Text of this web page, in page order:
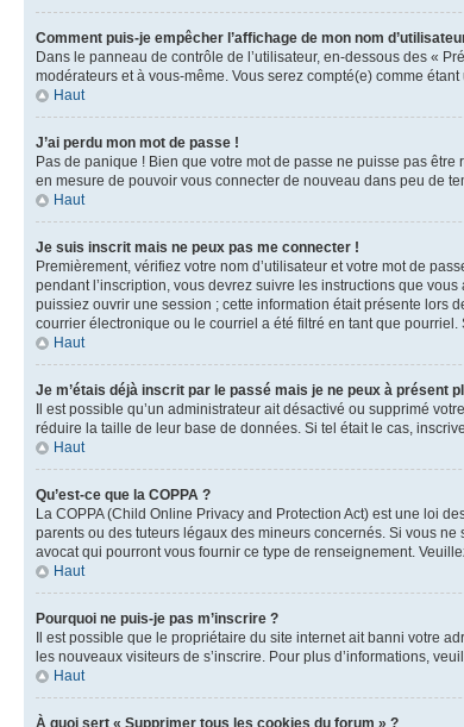
Comment puis-je empêcher l’affichage de mon nom
Dans le panneau de contrôle de l’utilisateur, en-dessous des «
modérateurs et à vous-même. Vous serez compté(e) comme
Haut
J’ai perdu mon mot de passe !
Pas de panique ! Bien que votre mot de passe ne puisse pas
en mesure de pouvoir vous connecter de nouveau dans peu de
Haut
Je suis inscrit mais ne peux pas me connecter !
Premièrement, vérifiez votre nom d’utilisateur et votre mot de
pendant l’inscription, vous devrez suivre les instructions que
puissiez ouvrir une session ; cette information était présente lors
courrier électronique ou le courriel a été filtré en tant que
Haut
Je m’étais déjà inscrit par le passé mais je ne peux à présent
Il est possible qu’un administrateur ait désactivé ou supprimé
réduire la taille de leur base de données. Si tel était le cas,
Haut
Qu’est-ce que la COPPA ?
La COPPA (Child Online Privacy and Protection Act) est une loi
parents ou des tuteurs légaux des mineurs concernés. Si vous
avocat qui pourront vous fournir ce type de renseignement.
Haut
Pourquoi ne puis-je pas m’inscrire ?
Il est possible que le propriétaire du site internet ait banni votre
les nouveaux visiteurs de s’inscrire. Pour plus d’informations,
Haut
À quoi sert « Supprimer tous les cookies du forum » ?